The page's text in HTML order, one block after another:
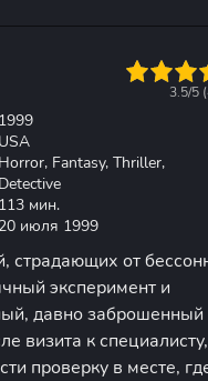
3.5/5 (
1999
USA
Horror, Fantasy, Thriller,
Detective
113 мин.
20 июля 1999
страдающих от
эксперимент и
давно заброшенный
визита к
проверку в месте,